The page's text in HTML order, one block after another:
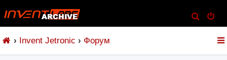
e
Invent Jetronic Форум